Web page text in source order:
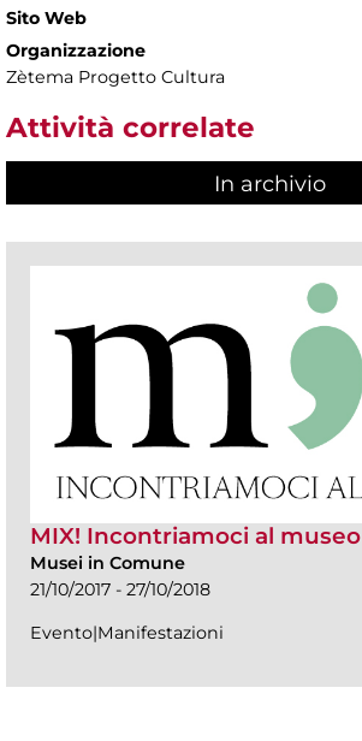
Sito Web
Organizzazione
Zètema Progetto Cultura
Attività correlate
In archivio
MIX! Incontriamoci al museo
Musei in Comune
21/10/2017 - 27/10/2018
Evento|Manifestazioni